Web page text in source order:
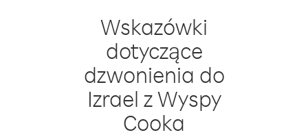
Wskazówki
dotyczące
dzwonienia do
Izrael z Wyspy
Cooka